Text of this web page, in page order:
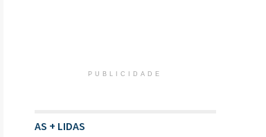
PUBLICIDADE
AS + LIDAS